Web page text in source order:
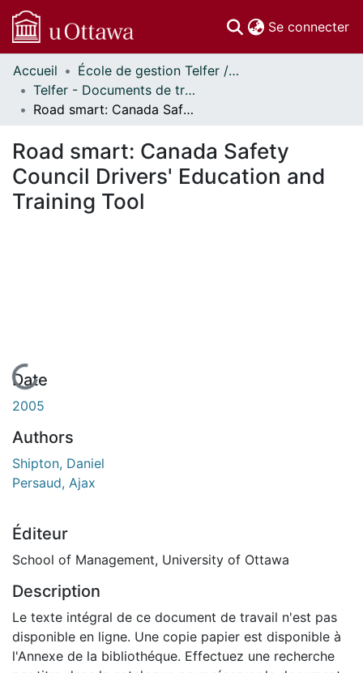
Se connecter
Communautés
et collections
Parcourir
À propos
Accueil
École de gestion Telfer // Telfer School of Management
Telfer - Documents de travail // Telfer - Working Papers
Road smart: Canada Safety Council Drivers' Education and Training Tool
Road smart: Canada Safety
Council Drivers' Education and
Training Tool
En cours de chargement...
Date
2005
Authors
Shipton, Daniel
Persaud, Ajax
Éditeur
School of Management, University of Ottawa
Description
Le texte intégral de ce document de travail n'est pas
disponible en ligne. Une copie papier est disponible à
l'Annexe de la bibliothéque. Effectuez une recherche